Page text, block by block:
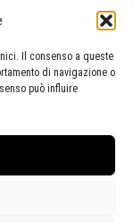
Il consenso a queste
di navigazione o
può influire
apertura Galleria)